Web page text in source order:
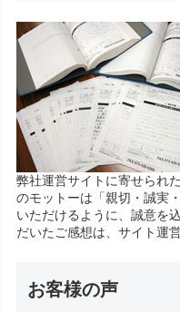
弊社運営サイトに寄せられ
のモットーは「親切・誠実
いただけるように、誠意を
だいたご感想は、サイト運
お客様の声